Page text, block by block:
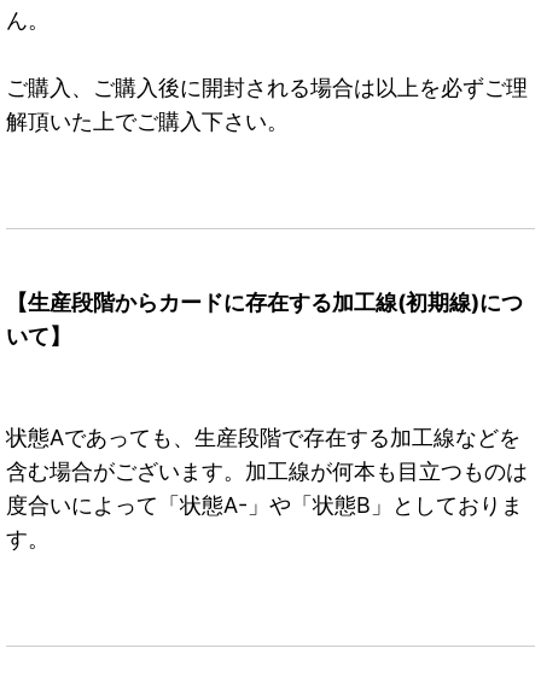
ん。
ご購入、ご購入後に開封される場合は以上を必ずご理
解頂いた上でご購入下さい。
【生産段階からカードに存在する加工線(初期線)につ
いて】
状態Aであっても、生産段階で存在する加工線などを
含む場合がございます。加工線が何本も目立つものは
度合いによって「状態A-」や「状態B」としておりま
す。